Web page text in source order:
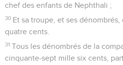
chef des enfants de Nephthali ;
30 Et sa troupe, et ses
quatre cents.
31 Tous les dénombrés de la
cinquante-sept mille six cents,